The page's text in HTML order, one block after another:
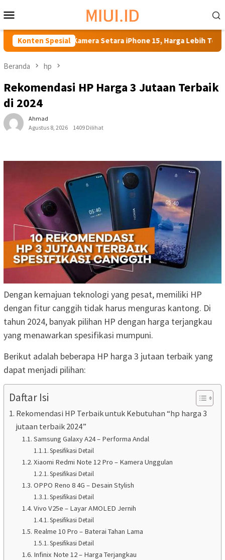
ke
kontenMobile
Konten Spesial
Kamera Setara iPhone 15, Harga Lebih Terjangkau!
Beranda hp
Rekomendasi HP Harga 3 Jutaan Terbaik
di 2024
Ahmad
Agustus 8, 2026
1409 Dilihat
Dengan kemajuan teknologi yang pesat, memiliki HP
dengan fitur canggih tidak harus menguras kantong. Di
tahun 2024, banyak pilihan HP dengan harga terjangkau
yang menawarkan spesifikasi mumpuni.
Berikut adalah beberapa HP harga 3 jutaan terbaik yang
dapat menjadi pilihan:
Daftar Isi
Rekomendasi HP Terbaik untuk Kebutuhan “hp harga 3
jutaan terbaik 2024”
Samsung Galaxy A24 – Performa Andal
Spesifikasi Detail
Xiaomi Redmi Note 12 Pro – Kamera Unggulan
Spesifikasi Detail
OPPO Reno 8 4G – Desain Stylish
Spesifikasi Detail
Vivo V25e – Layar AMOLED Jernih
Spesifikasi Detail
Realme 10 Pro – Baterai Tahan Lama
Spesifikasi Detail
Infinix Note 12 – Harga Terjangkau